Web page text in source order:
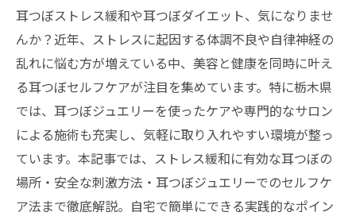
耳つぼストレス緩和や耳つぼダイエット、気になりませ
んか？近年、ストレスに起因する体調不良や自律神経の
乱れに悩む方が増えている中、美容と健康を同時に叶え
る耳つぼセルフケアが注目を集めています。特に栃木県
では、耳つぼジュエリーを使ったケアや専門的なサロン
による施術も充実し、気軽に取り入れやすい環境が整っ
ています。本記事では、ストレス緩和に有効な耳つぼの
場所・安全な刺激方法・耳つぼジュエリーでのセルフケ
ア法まで徹底解説。自宅で簡単にできる実践的なポイン